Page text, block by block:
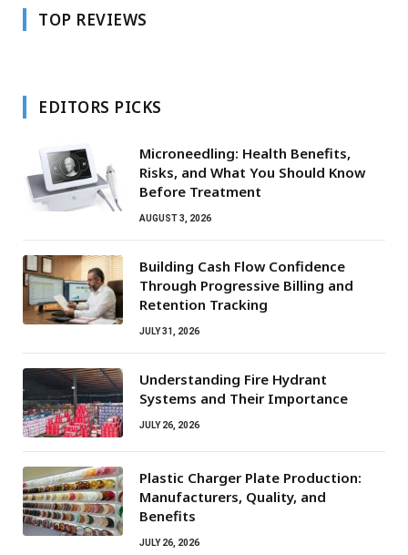
TOP REVIEWS
EDITORS PICKS
Microneedling: Health Benefits,
Risks, and What You Should Know
Before Treatment
AUGUST 3, 2026
Building Cash Flow Confidence
Through Progressive Billing and
Retention Tracking
JULY 31, 2026
Understanding Fire Hydrant
Systems and Their Importance
JULY 26, 2026
Plastic Charger Plate Production:
Manufacturers, Quality, and
Benefits
JULY 26, 2026